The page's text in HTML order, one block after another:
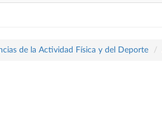
de la Actividad Física y del Deporte